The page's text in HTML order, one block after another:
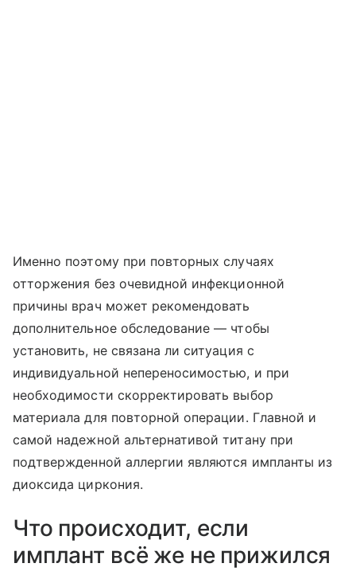
Именно поэтому при повторных случаях
отторжения без очевидной инфекционной
причины врач может рекомендовать
дополнительное обследование — чтобы
установить, не связана ли ситуация с
индивидуальной непереносимостью, и при
необходимости скорректировать выбор
материала для повторной операции. Главной и
самой надежной альтернативой титану при
подтвержденной аллергии являются импланты из
диоксида циркония.
Что происходит, если
имплант всё же не прижился